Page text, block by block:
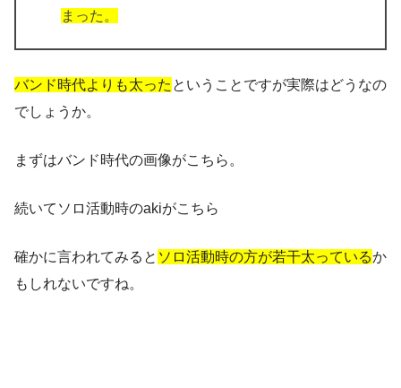
まった。
バンド時代よりも太った ということですが実際はどうなの
でしょうか。
まずはバンド時代の画像がこちら。
続いてソロ活動時のakiがこちら
確かに言われてみると ソロ活動時の方が若干太っているか
もしれないですね。